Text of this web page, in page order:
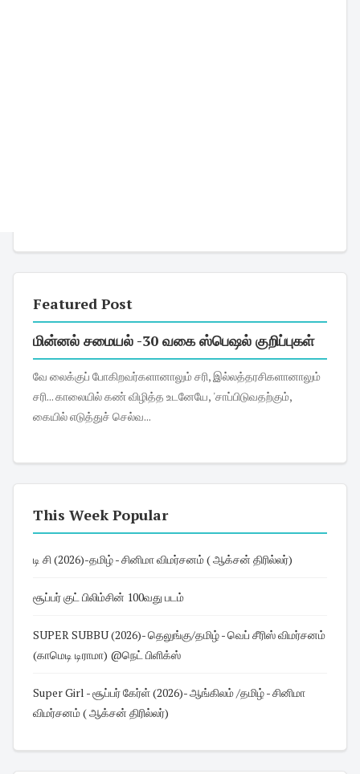
Featured Post
மின்னல் சமையல் -30 வகை ஸ்பெஷல் குறிப்புகள்
வே லைக்குப் போகிறவர்களானாலும் சரி, இல்லத்தரசிகளானாலும்
சரி... காலையில் கண் விழித்த உடனேயே, 'சாப்பிடுவதற்கும்,
கையில் எடுத்துச் செல்வ...
This Week Popular
டி சி (2026)-தமிழ் - சினிமா விமர்சனம் ( ஆக்சன் திரில்லர்)
சூப்பர் குட் பிலிம்சின் 100வது படம்
SUPER SUBBU (2026)- தெலுங்கு/தமிழ் - வெப் சீரிஸ் விமர்சனம்
(காமெடி டிராமா) @நெட் பிளிக்ஸ்
Super Girl - சூப்பர் கேர்ள் (2026)- ஆங்கிலம் /தமிழ் - சினிமா
விமர்சனம் ( ஆக்சன் திரில்லர்)